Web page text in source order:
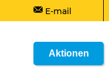
E-mail
Aktionen